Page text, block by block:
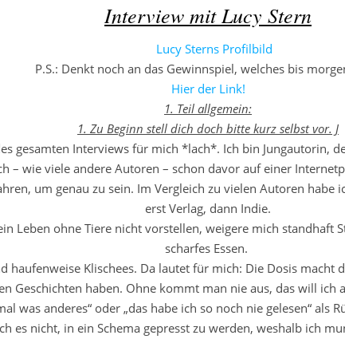
Interview mit Lucy Stern
P.S.: Denkt noch an das Gewinnspiel, welches bis
Hier der Link!
1. Teil allgemein:
1. Zu Beginn stell dich doch bitte kurz selbst vor. J
gesamten Interviews für mich *lach*. Ich bin Jungautorin,
– wie viele andere Autoren – schon davor auf einer
um genau zu sein. Im Vergleich zu vielen Autoren habe
erst Verlag, dann Indie.
Leben ohne Tiere nicht vorstellen, weigere mich standhaft
scharfes Essen.
haufenweise Klischees. Da lautet für mich: Die Dosis macht
Geschichten haben. Ohne kommt man nie aus, das will ich
was anderes“ oder „das habe ich so noch nie gelesen“ als
es nicht, in ein Schema gepresst zu werden, weshalb ich